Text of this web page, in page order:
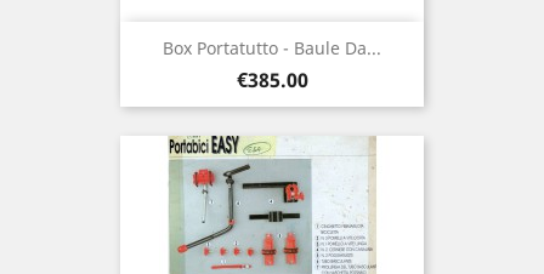
Box Portatutto - Baule Da...
Price
€385.00